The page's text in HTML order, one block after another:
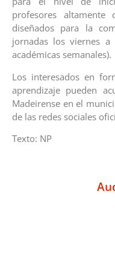
profesores
diseñados para la
jornadas los viernes
académicas semanales).
Los interesados en
aprendizaje pueden
Madeirense en el
de las redes sociales
Texto: NP